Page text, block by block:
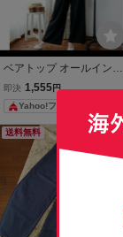
ベアトップ オールインワ
ン サロペット ブラック フ
リル ウエストリボン
即決 1,555円
Yahoo!フリマ
送料無料